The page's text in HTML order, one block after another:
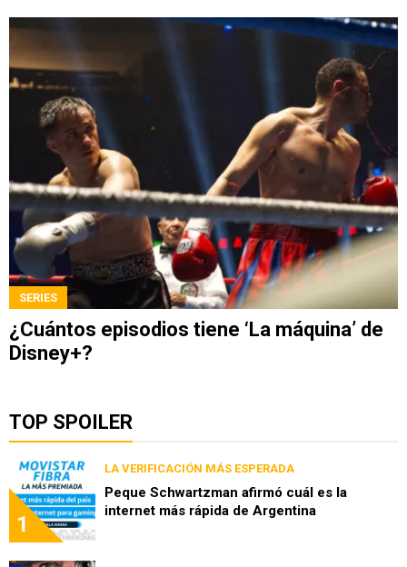
SERIES
¿Cuántos episodios tiene ‘La máquina’ de
Disney+?
TOP SPOILER
1
LA VERIFICACIÓN MÁS ESPERADA
Peque Schwartzman afirmó cuál es la
internet más rápida de Argentina